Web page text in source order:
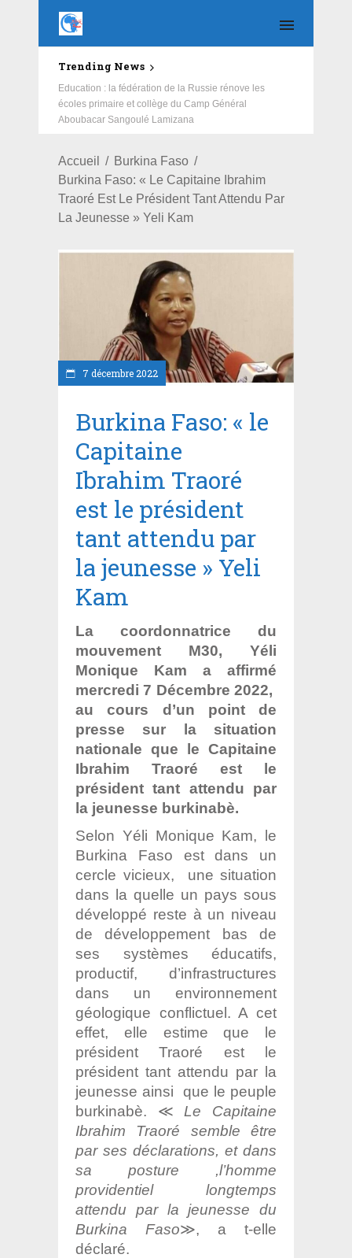
Trending News
Education : la fédération de la Russie rénove les
écoles primaire et collège du Camp Général
Aboubacar Sangoulé Lamizana
Accueil
Burkina Faso
Burkina Faso: « Le Capitaine Ibrahim
Traoré Est Le Président Tant Attendu Par
La Jeunesse » Yeli Kam
7 décembre 2022
Burkina Faso: « le
Capitaine
Ibrahim Traoré
est le président
tant attendu par
la jeunesse » Yeli
Kam
La coordonnatrice du
mouvement M30, Yéli
Monique Kam a affirmé
mercredi 7 Décembre 2022,
au cours d’un point de
presse sur la situation
nationale que le Capitaine
Ibrahim Traoré est le
président tant attendu par
la jeunesse burkinabè.
Selon Yéli Monique Kam, le
Burkina Faso est dans un
cercle vicieux, une situation
dans la quelle un pays sous
développé reste à un niveau
de développement bas de
ses systèmes éducatifs,
productif, d’infrastructures
dans un environnement
géologique conflictuel. A cet
effet, elle estime que le
président Traoré est le
président tant attendu par la
jeunesse ainsi que le peuple
burkinabè. ≪ Le Capitaine
Ibrahim Traoré semble être
par ses déclarations, et dans
sa posture ,l’homme
providentiel longtemps
attendu par la jeunesse du
Burkina Faso≫, a t-elle
déclaré.